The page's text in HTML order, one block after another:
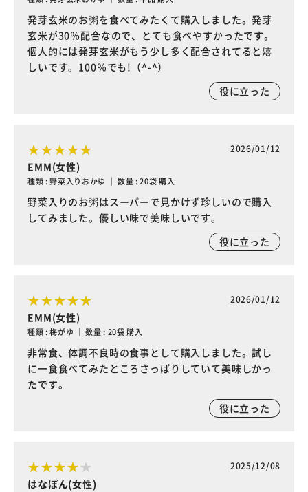
発芽玄米のお粥を食べてみたくて購入しました。発芽
玄米が30％配合なので、とても食べやすかったです。
個人的には発芽玄米がもう少し多く配合されてると嬉
しいです。100％でも!（^-^）
役に立った
2026/01/12
EMM(女性)
種類 : 野菜入りおかゆ ｜ 数量 : 20袋 購入
野菜入りのお粥はスーパーで見かけず珍しいので購入
してみました。優しい味で美味しいです。
役に立った
2026/01/12
EMM(女性)
種類 : 梅がゆ ｜ 数量 : 20袋 購入
非常食、体調不良時の食事として購入しました。試し
に一食食べてみたところさっぱりしていて美味しかっ
たです。
役に立った
2025/12/08
はなぽん(女性)